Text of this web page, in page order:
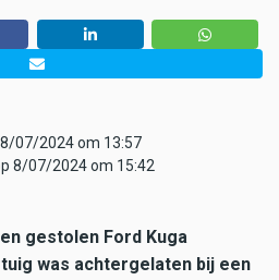
07/2024 om 13:57
8/07/2024 om 15:42
gestolen Ford Kuga
was achtergelaten bij een